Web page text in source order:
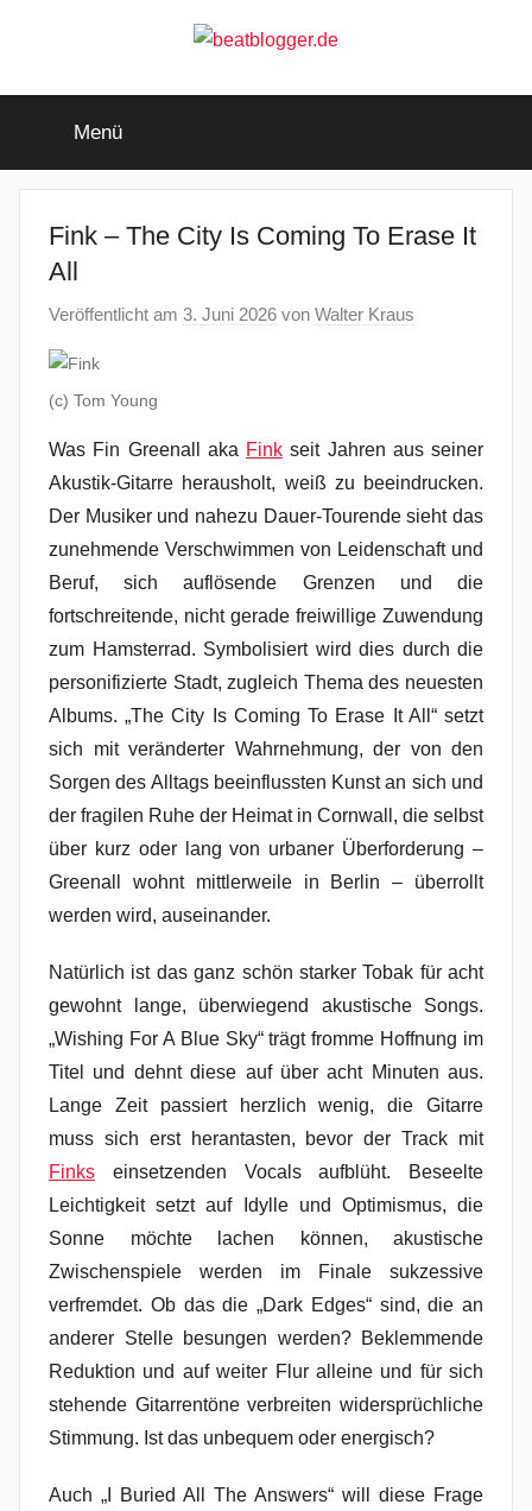
beatblogger.de
beat
goes
Menü
Fink – The City Is Coming To Erase It
All
Veröffentlicht am 3. Juni 2026 von Walter Kraus
(c) Tom Young
Was Fin Greenall aka Fink seit Jahren aus seiner
Akustik-Gitarre herausholt, weiß zu beeindrucken.
Der Musiker und nahezu Dauer-Tourende sieht das
zunehmende Verschwimmen von Leidenschaft und
Beruf, sich auflösende Grenzen und die
fortschreitende, nicht gerade freiwillige Zuwendung
zum Hamsterrad. Symbolisiert wird dies durch die
personifizierte Stadt, zugleich Thema des neuesten
Albums. „The City Is Coming To Erase It All“ setzt
sich mit veränderter Wahrnehmung, der von den
Sorgen des Alltags beeinflussten Kunst an sich und
der fragilen Ruhe der Heimat in Cornwall, die selbst
über kurz oder lang von urbaner Überforderung –
Greenall wohnt mittlerweile in Berlin – überrollt
werden wird, auseinander.
Natürlich ist das ganz schön starker Tobak für acht
gewohnt lange, überwiegend akustische Songs.
„Wishing For A Blue Sky“ trägt fromme Hoffnung im
Titel und dehnt diese auf über acht Minuten aus.
Lange Zeit passiert herzlich wenig, die Gitarre
muss sich erst herantasten, bevor der Track mit
Finks einsetzenden Vocals aufblüht. Beseelte
Leichtigkeit setzt auf Idylle und Optimismus, die
Sonne möchte lachen können, akustische
Zwischenspiele werden im Finale sukzessive
verfremdet. Ob das die „Dark Edges“ sind, die an
anderer Stelle besungen werden? Beklemmende
Reduktion und auf weiter Flur alleine und für sich
stehende Gitarrentöne verbreiten widersprüchliche
Stimmung. Ist das unbequem oder energisch?
Auch „I Buried All The Answers“ will diese Frage